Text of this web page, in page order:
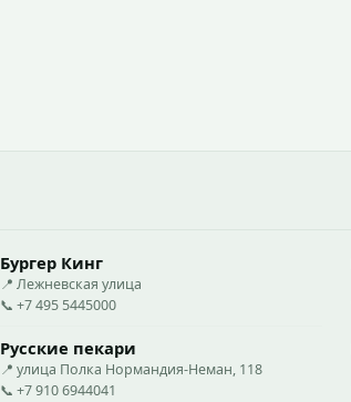
Бургер Кинг
📍 Лежневская улица
📞 +7 495 5445000
Русские пекари
📍 улица Полка Нормандия-Неман, 118
📞 +7 910 6944041